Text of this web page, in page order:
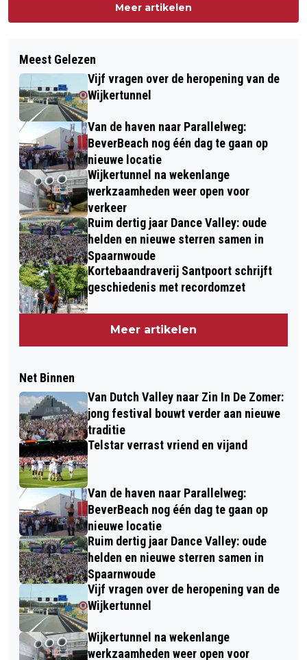
Meer artikelen
Meest Gelezen
Vijf vragen over de heropening van de
Wijkertunnel
Van de haven naar Parallelweg:
BeverBeach nog één dag te gaan op
nieuwe locatie
Wijkertunnel na wekenlange
werkzaamheden weer open voor
verkeer
Ruim dertig jaar Dance Valley: oude
helden en nieuwe sterren samen in
Spaarnwoude
Kortebaandraverij Santpoort schrijft
geschiedenis met recordomzet
Meer artikelen
Net Binnen
Van Dutch Valley naar Zin In De Zomer:
jong festival bouwt verder aan nieuwe
traditie
Telstar verrast vriend en vijand
Van de haven naar Parallelweg:
BeverBeach nog één dag te gaan op
nieuwe locatie
Ruim dertig jaar Dance Valley: oude
helden en nieuwe sterren samen in
Spaarnwoude
Vijf vragen over de heropening van de
Wijkertunnel
Wijkertunnel na wekenlange
werkzaamheden weer open voor